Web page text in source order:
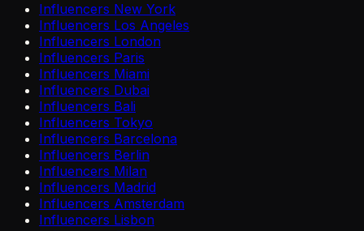
Influencers New York
Influencers Los Angeles
Influencers London
Influencers Paris
Influencers Miami
Influencers Dubai
Influencers Bali
Influencers Tokyo
Influencers Barcelona
Influencers Berlin
Influencers Milan
Influencers Madrid
Influencers Amsterdam
Influencers Lisbon